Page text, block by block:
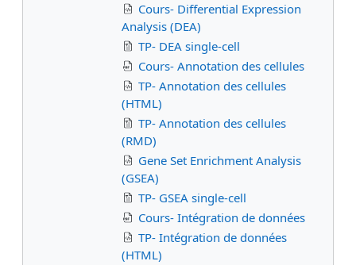
Cours- Differential Expression
Analysis (DEA)
TP- DEA single-cell
Cours- Annotation des cellules
TP- Annotation des cellules
(HTML)
TP- Annotation des cellules
(RMD)
Gene Set Enrichment Analysis
(GSEA)
TP- GSEA single-cell
Cours- Intégration de données
TP- Intégration de données
(HTML)